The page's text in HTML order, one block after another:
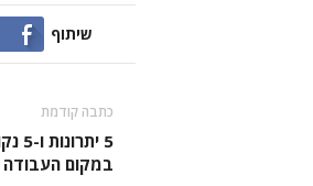
שיתוף
כתבה קודמת
במקום העבודה